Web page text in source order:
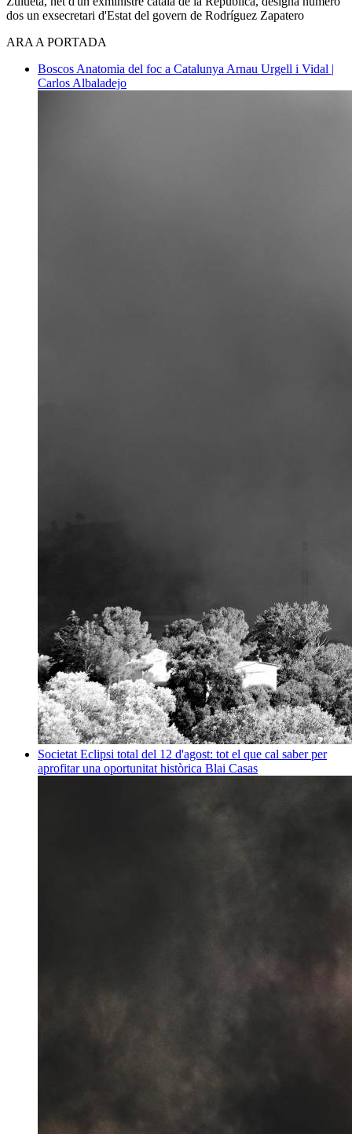
dos un exsecretari d'Estat del govern de Rodríguez Zapatero
ARA A PORTADA
Boscos Anatomia del foc a Catalunya Arnau Urgell i Vidal |
Carlos Albaladejo
Societat Eclipsi total del 12 d'agost: tot el que cal saber per
aprofitar una oportunitat històrica Blai Casas